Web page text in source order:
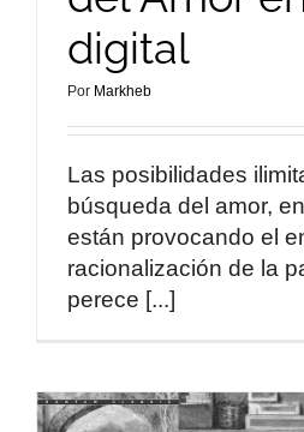
digital
Por Markheb
Las posibilidades
búsqueda del amor,
están provocando el
racionalización de la
perece [...]